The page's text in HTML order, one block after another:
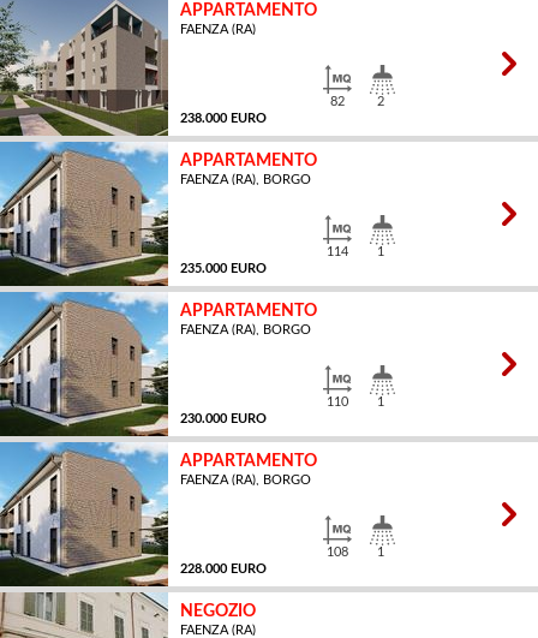
APPARTAMENTO
FAENZA (RA)
238.000 EURO
82 2
APPARTAMENTO
FAENZA (RA), BORGO
235.000 EURO
114 1
APPARTAMENTO
FAENZA (RA), BORGO
230.000 EURO
110 1
APPARTAMENTO
FAENZA (RA), BORGO
228.000 EURO
108 1
NEGOZIO
FAENZA (RA)